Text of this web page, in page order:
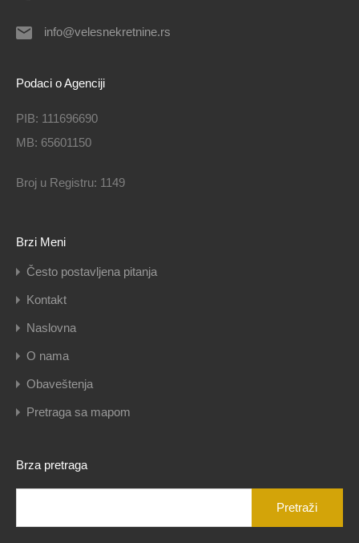
info@velesnekretnine.rs
Podaci o Agenciji
PIB: 111696690
MB: 65601150
Broj u Registru: 1149
Brzi Meni
Često postavljena pitanja
Kontakt
Naslovna
O nama
Obaveštenja
Pretraga sa mapom
Brza pretraga